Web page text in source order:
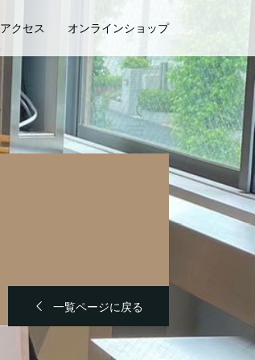
アクセス オンラインショップ
一覧ページに戻る